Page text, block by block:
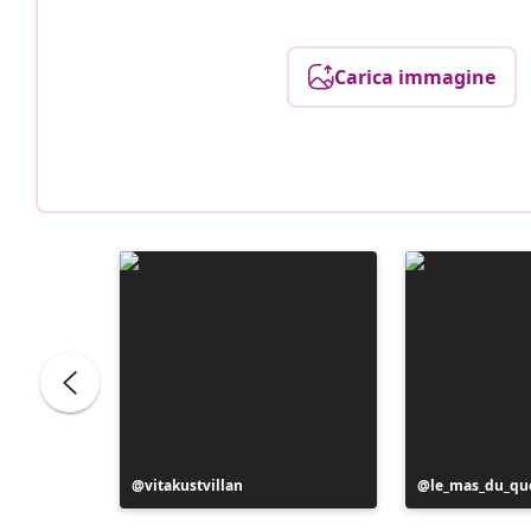
Carica immagine
Post
pubblicato
vitakustvillan
Post
pubblicato